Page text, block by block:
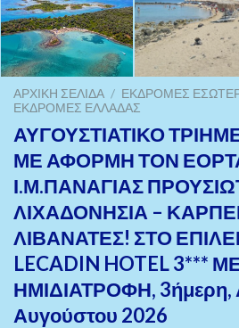
ΑΡΧΙΚΉ ΣΕΛΊΔΑ / ΕΚΔΡΟΜΈΣ
ΕΚΔΡΟΜΈΣ ΕΛΛΆΔΑΣ
ΑΥΓΟΥΣΤΙΑΤΙΚΟ
ΜΕ ΑΦΟΡΜΗ ΤΟΝ
Ι.Μ.ΠΑΝΑΓΙΑΣ
ΛΙΧΑΔΟΝΗΣΙΑ –
ΛΙΒΑΝΑΤΕΣ! ΣΤΟ
LECADIN HOTEL 3***
ΗΜΙΔΙΑΤΡΟΦΗ,
Αυγούστου 2026